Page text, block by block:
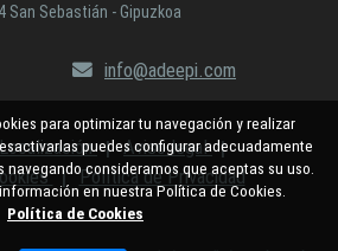
San Sebastián - Gipuzkoa
info@adeepi.com
Aviso legal
Política de Privacidad
para optimizar tu navegación y realizar
puedes configurar adecuadamente
navegando consideramos que aceptas su uso.
en nuestra Política de Cookies.
Política de Cookies